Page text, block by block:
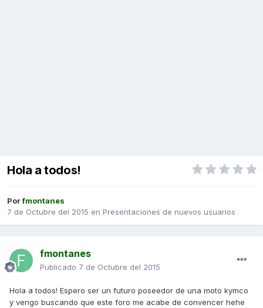
Hola a todos!
Porfmontanes
7 de Octubre del 2015 en Presentaciones de nuevos usuarios
fmontanes
Publicado 7 de Octubre del 2015
Hola a todos! Espero ser un futuro poseedor de una moto kymco
y vengo buscando que este foro me acabe de convencer hehe